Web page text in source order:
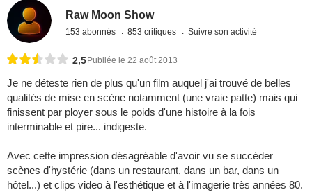
Raw Moon Show
153 abonnés 853 critiques Suivre son activité
2,5 Publiée le 22 août 2013
Je ne déteste rien de plus qu'un film auquel j'ai trouvé de belles
qualités de mise en scène notamment (une vraie patte) mais qui
finissent par ployer sous le poids d'une histoire à la fois
interminable et pire... indigeste.
Avec cette impression désagréable d'avoir vu se succéder
scènes d'hystérie (dans un restaurant, dans un bar, dans un
hôtel...) et clips video à l'esthétique et à l'imagerie très années 80.